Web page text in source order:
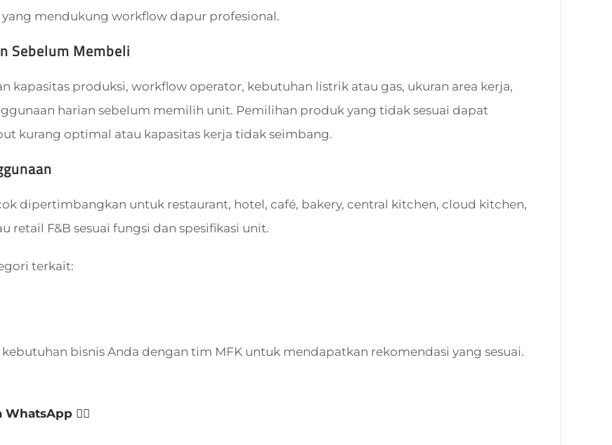
yang mendukung workflow dapur profesional.
Sebelum Membeli
kapasitas produksi, workflow operator, kebutuhan listrik atau gas, ukuran area kerja,
harian sebelum memilih unit. Pemilihan produk yang tidak sesuai dapat
kurang optimal atau kapasitas kerja tidak seimbang.
dipertimbangkan untuk restaurant, hotel, café, bakery, central kitchen, cloud kitchen,
retail F&B sesuai fungsi dan spesifikasi unit.
terkait:
kebutuhan bisnis Anda dengan tim MFK untuk mendapatkan rekomendasi yang sesuai.
👈🏻